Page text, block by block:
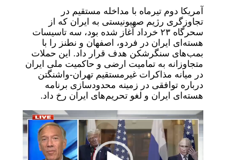
آمریکا دوم تیرماه با مداخله مستقیم در
تجاوزگری رژیم صهیونیستی به ایران که از
سحرگاه ۲۳ خرداد آغاز شده بود، سه تاسیسات
هسته‌ای ایران در فردو، اصفهان و نطنز را با
بمب‌های سنگرشکن هدف قرار داد. این حملات
متجاوزانه به تمامیت ارضی و حاکمیت ملی ایران
در میانه مذاکرات غیرمستقیم تهران-واشنگتن
درباره توافقی در زمینه محدودسازی برنامه
هسته‌ای ایران و لغو تحریم‌های ایران رخ داد.
نمایشگر
ویدیو